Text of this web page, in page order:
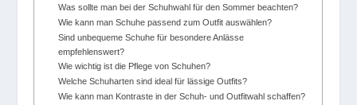
Was sollte man bei der Schuhwahl für den Sommer beachten?
Wie kann man Schuhe passend zum Outfit auswählen?
Sind unbequeme Schuhe für besondere Anlässe
empfehlenswert?
Wie wichtig ist die Pflege von Schuhen?
Welche Schuharten sind ideal für lässige Outfits?
Wie kann man Kontraste in der Schuh- und Outfitwahl schaffen?